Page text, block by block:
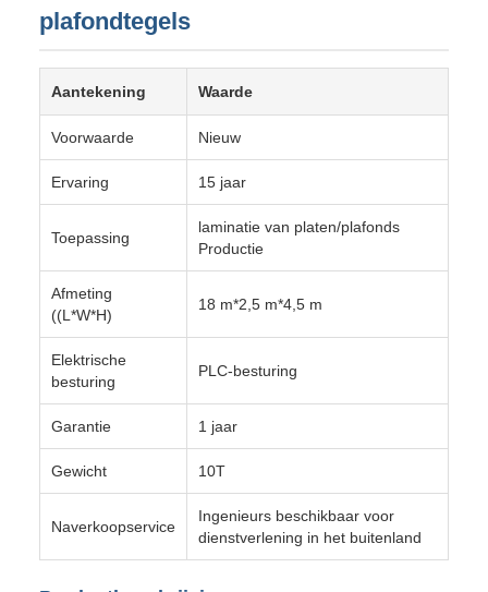
plafondtegels
Aantekening Waarde
Voorwaarde Nieuw
Ervaring 15 jaar
Toepassing
laminatie van platen/plafonds
Productie
Afmeting
((L*W*H)
18 m*2,5 m*4,5 m
Elektrische
besturing
PLC-besturing
Garantie 1 jaar
Gewicht 10T
Naverkoopservice
Ingenieurs beschikbaar voor
dienstverlening in het buitenland